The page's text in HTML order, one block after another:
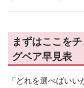
まずはここを
グベア早見表
「どれを選べばい